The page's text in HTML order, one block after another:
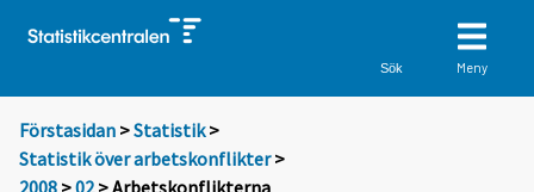
Sök Meny
Förstasidan >Statistik >
Statistik över arbetskonflikter>